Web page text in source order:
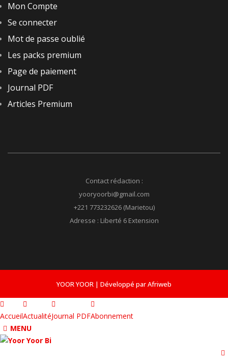
Mon Compte
Se connecter
Mot de passe oublié
Les packs premium
Page de paiement
Journal PDF
Articles Premium
Contact rédaction :
yooryoorbi@gmail.com
+221 773232626 (Marietou)
Adresse : Liberté 6 Extension
YOOR YOOR | Développé par Afriweb
AccueilActualitéJournal PDFAbonnement
MENU